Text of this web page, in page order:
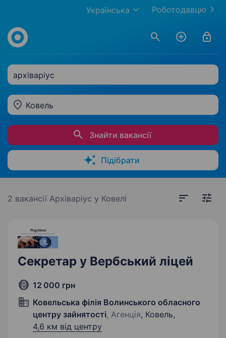
Роботодавцю
Українська
архіваріус
Ковель
Знайти вакансії
Підібрати
2 вакансії Архіваріус у Ковелі
Секретар у Вербський ліцей
12 000 грн
Ковельська філія Волинського обласного
центру зайнятості, Агенція, Ковель,
4,6 км від центру